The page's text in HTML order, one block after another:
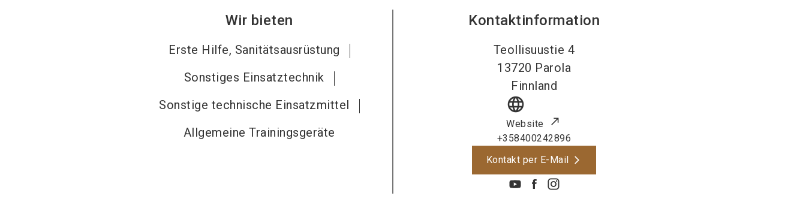
Wir bieten
Erste Hilfe, Sanitätsausrüstung
Sonstiges Einsatztechnik
Sonstige technische Einsatzmittel
Allgemeine Trainingsgeräte
Kontaktinformation
Teollisuustie 4
13720 Parola
Finnland
language
Website
+358400242896
Kontakt per E-Mail